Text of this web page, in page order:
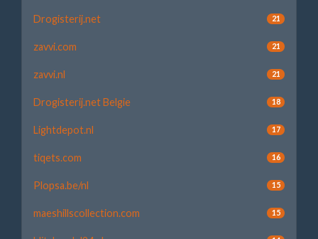
Drogisterij.net 21
zavvi.com 21
zavvi.nl 21
Drogisterij.net Belgie 18
Lightdepot.nl 17
tiqets.com 16
Plopsa.be/nl 15
maeshillscollection.com 15